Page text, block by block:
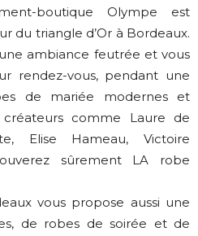
boutique Olympe est
du triangle d’Or à Bordeaux.
ambiance feutrée et vous
rendez-vous, pendant une
de mariée modernes et
comme Laure de
Elise Hameau, Victoire
sûrement LA robe
vous propose aussi une
de robes de soirée et de